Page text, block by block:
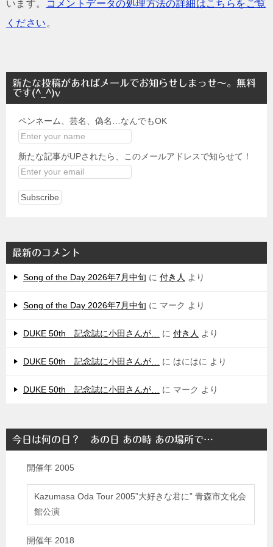
います。
コメントデータの処理方法の詳細はこちらをご覧
ください 。
新たな投稿があればメールでお知らせしまっせ～。無料
です(^_^)v
ペンネーム、芸名、偽名…なんでもOK
新たな記事がUPされたら、このメールアドレスで知らせて！
最新のコメント
Song of the Day 2026年7月中旬 に 付き人 より
Song of the Day 2026年7月中旬 に マーク より
DUKE 50th 記念誌に小田さんが… に 付き人 より
DUKE 50th 記念誌に小田さんが… に はにはに より
DUKE 50th 記念誌に小田さんが… に マーク より
今日は何の日？ あの日 あの時 あの場所で…
開催年 2005
Kazumasa Oda Tour 2005”大好きな君に” 青森市文化会
館公演
開催年 2018